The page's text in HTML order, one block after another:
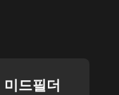
미드필더